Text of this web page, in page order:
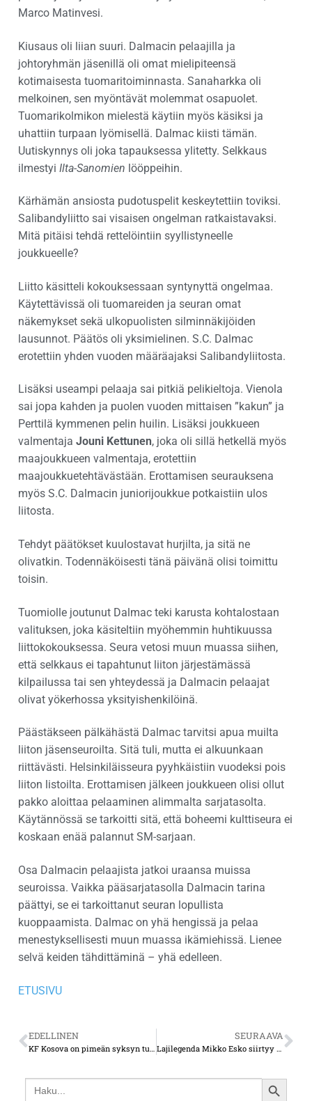
Marco Matinvesi.
Kiusaus oli liian suuri. Dalmacin pelaajilla ja
johtoryhmän jäsenillä oli omat mielipiteensä
kotimaisesta tuomaritoiminnasta. Sanaharkka oli
melkoinen, sen myöntävät molemmat osapuolet.
Tuomarikolmikon mielestä käytiin myös käsiksi ja
uhattiin turpaan lyömisellä. Dalmac kiisti tämän.
Uutiskynnys oli joka tapauksessa ylitetty. Selkkaus
ilmestyi Ilta-Sanomien lööppeihin.
Kärhämän ansiosta pudotuspelit keskeytettiin toviksi.
Salibandyliitto sai visaisen ongelman ratkaistavaksi.
Mitä pitäisi tehdä rettelöintiin syyllistyneelle
joukkueelle?
Liitto käsitteli kokouksessaan syntynyttä ongelmaa.
Käytettävissä oli tuomareiden ja seuran omat
näkemykset sekä ulkopuolisten silminnäkijöiden
lausunnot. Päätös oli yksimielinen. S.C. Dalmac
erotettiin yhden vuoden määräajaksi Salibandyliitosta.
Lisäksi useampi pelaaja sai pitkiä pelikieltoja. Vienola
sai jopa kahden ja puolen vuoden mittaisen ”kakun” ja
Perttilä kymmenen pelin huilin. Lisäksi joukkueen
valmentaja Jouni Kettunen, joka oli sillä hetkellä myös
maajoukkueen valmentaja, erotettiin
maajoukkuetehtävästään. Erottamisen seurauksena
myös S.C. Dalmacin juniorijoukkue potkaistiin ulos
liitosta.
Tehdyt päätökset kuulostavat hurjilta, ja sitä ne
olivatkin. Todennäköisesti tänä päivänä olisi toimittu
toisin.
Tuomiolle joutunut Dalmac teki karusta kohtalostaan
valituksen, joka käsiteltiin myöhemmin huhtikuussa
liittokokouksessa. Seura vetosi muun muassa siihen,
että selkkaus ei tapahtunut liiton järjestämässä
kilpailussa tai sen yhteydessä ja Dalmacin pelaajat
olivat yökerhossa yksityishenkilöinä.
Päästäkseen pälkähästä Dalmac tarvitsi apua muilta
liiton jäsenseuroilta. Sitä tuli, mutta ei alkuunkaan
riittävästi. Helsinkiläisseura pyyhkäistiin vuodeksi pois
liiton listoilta. Erottamisen jälkeen joukkueen olisi ollut
pakko aloittaa pelaaminen alimmalta sarjatasolta.
Käytännössä se tarkoitti sitä, että boheemi kulttiseura ei
koskaan enää palannut SM-sarjaan.
Osa Dalmacin pelaajista jatkoi uraansa muissa
seuroissa. Vaikka pääsarjatasolla Dalmacin tarina
päättyi, se ei tarkoittanut seuran lopullista
kuoppaamista. Dalmac on yhä hengissä ja pelaa
menestyksellisesti muun muassa ikämiehissä. Lienee
selvä keiden tähdittäminä – yhä edelleen.
ETUSIVU
EDELLINEN
KF Kosova on pimeän syksyn turkulainen valopilkku – paikallisottelussa tunnelmaa oli erinomainen
SEURAAVA
Lajilegenda Mikko Esko siirtyy Turkuun
Search
for:
SEARCH